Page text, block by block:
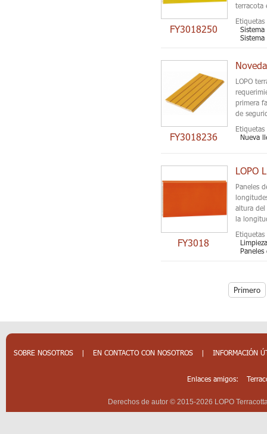
FY3018250
terracota
FY3018236
LOPO
primera
de
Nueva
FY3018
Paneles
altura
la
Primero
SOBRE NOSOTROS | EN CONTACTO CON NOSOTROS | INFORMACIÓN
Enlaces amigos:
Derechos de autor © 2015-2026 LOPO